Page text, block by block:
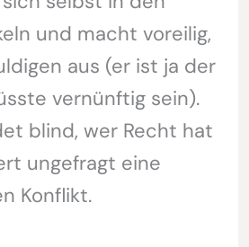
und macht voreilig,
aus (er ist ja der
vernünftig sein).
blind, wer Recht hat
ungefragt eine
Konflikt.